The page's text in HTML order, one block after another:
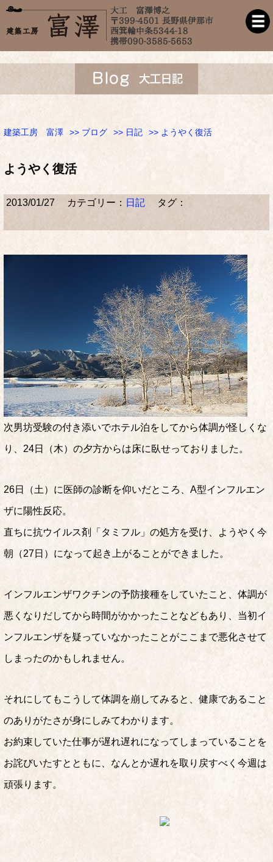
建築工房 富澤 >> ブログ >> 日記 >> ようやく復活
ようやく復活
2013/01/27 カテゴリー： 日記 タグ：
次男坊受験の付き添いでホテル泊をしてから体調が怪しくな
り、24日（木）の夕方からは床に臥せっておりました。
26日（土）に医師の診断を仰いだところ、A型インフルエン
ザに陽性反応。
直ちに抗ウイルス剤「タミフル」の処方を受け、ようやく今
朝（27日）になって起き上がることができました。
インフルエンザワクチンの予防接種をしていたこと、体調が
悪くなりだしてから時間がかかったことなどもあり、当初イ
ンフルエンザを疑っていなかったことがここまで悪化させて
しまったのかもしれません。
それにしてもこうして体調を崩してみると、健康であること
のありがたさが身にしみてわかります。
お約束していた仕事が遅れ遅れになってしまっていることを
お詫びいたすとともに、なんとか遅れを取り戻すべく今週は
頑張ります。